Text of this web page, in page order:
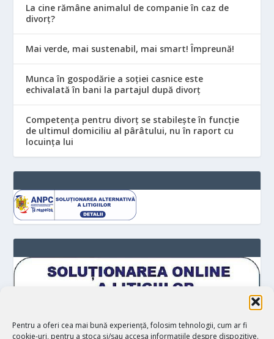
Pentru a oferi cea mai bună experiență, folosim tehnologii, cum ar fi
cookie-uri, pentru a stoca și/sau accesa informațiile despre dispozitive.
La cine rămâne animalul de companie în caz de
divorț?
Mai verde, mai sustenabil, mai smart! Împreună!
Munca în gospodărie a soției casnice este
echivalată în bani la partajul după divorț
Competența pentru divorț se stabilește în funcție
de ultimul domiciliu al pârâtului, nu în raport cu
locuinţa lui